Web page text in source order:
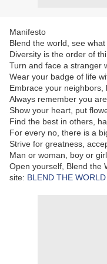
Manifesto
Blend the world, see
Diversity is the order of
Turn and face a stranger
Wear your badge of life
Embrace your neighbors,
Always remember you
Show your heart, put
Find the best in others,
For every no, there is a
Strive for greatness,
Man or woman, boy or girl,
Open yourself, Blend the
site: BLEND THE WORLD